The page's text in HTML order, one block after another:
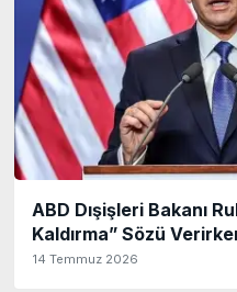
ABD Dışişleri Bakanı
Kaldırma” Sözü
14 Temmuz 2026